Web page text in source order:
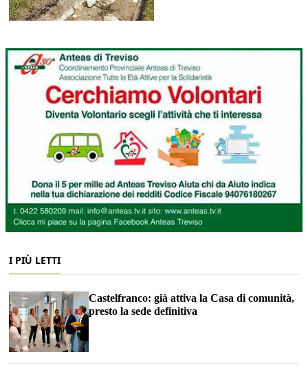
I PIÙ LETTI
Castelfranco: già attiva la Casa di comunità,
presto la sede definitiva